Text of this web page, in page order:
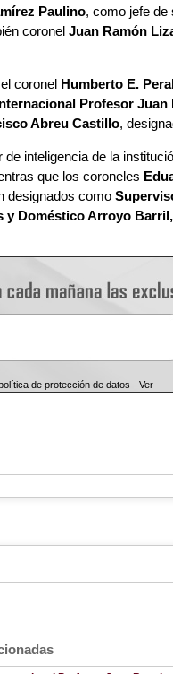
Paulino, como jefe de
coronel Juan Ramón
coronel Humberto E.
Profesor Juan
Abreu Castillo,
de inteligencia de la
que los coroneles
designados como
y Doméstico Arroyo Barril,
de protección de datos -Ver